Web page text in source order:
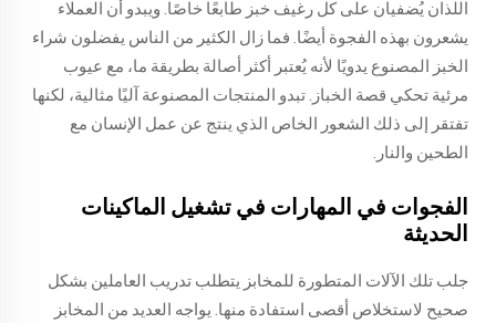
اللذان يُضفيان على كل رغيف خبز طابعًا خاصًا. ويبدو أن العملاء
يشعرون بهذه الفجوة أيضًا. فما زال الكثير من الناس يفضلون شراء
الخبز المصنوع يدويًا لأنه يُعتبر أكثر أصالة بطريقة ما، مع عيوب
مرئية تحكي قصة الخباز. تبدو المنتجات المصنوعة آليًا مثالية، لكنها
تفتقر إلى ذلك الشعور الخاص الذي ينتج عن عمل الإنسان مع
الطحين والنار.
الفجوات في المهارات في تشغيل الماكينات
الحديثة
جلب تلك الآلات المتطورة للمخابز يتطلب تدريب العاملين بشكل
صحيح لاستخلاص أقصى استفادة منها. يواجه العديد من المخابز